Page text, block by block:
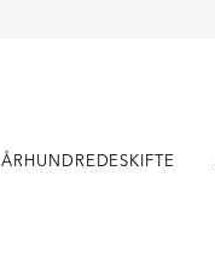
ÅRHUNDREDESKIFTE